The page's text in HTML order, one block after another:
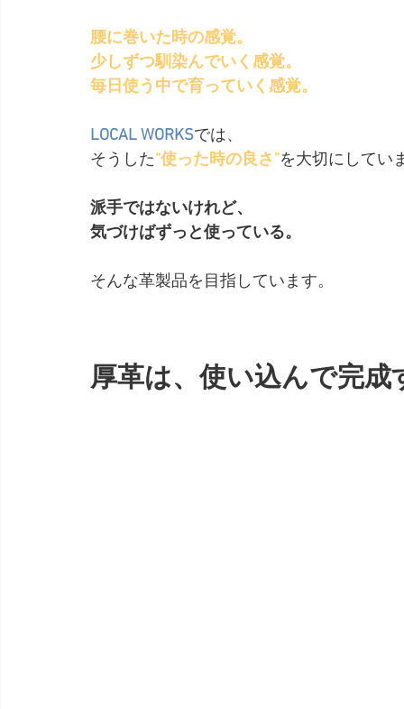
腰に巻いた時の感覚。
少しずつ馴染んでいく感覚。
毎日使う中で育っていく感覚。
LOCAL WORKSでは、
そうした“使った時の良さ”を大切にしてい
派手ではないけれど、
気づけばずっと使っている。
そんな革製品を目指しています。
厚革は、使い込んで完成